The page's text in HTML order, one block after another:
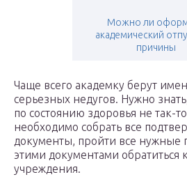
Можно ли
академический
причины
Чаще всего академку берут
серьезных недугов. Нужно
по состоянию здоровья не так-
необходимо собрать все
документы, пройти все нужные
этими документами обратиться
учреждения.